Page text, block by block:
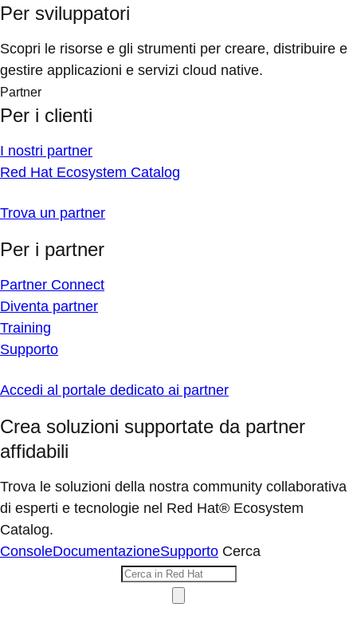
Per sviluppatori
Scopri le risorse e gli strumenti per creare, distribuire e
gestire applicazioni e servizi cloud native.
Partner
Per i clienti
I nostri partner
Red Hat Ecosystem Catalog
Trova un partner
Per i partner
Partner Connect
Diventa partner
Training
Supporto
Accedi al portale dedicato ai partner
Crea soluzioni supportate da partner
affidabili
Trova le soluzioni della nostra community collaborativa
di esperti e tecnologie nel Red Hat® Ecosystem
Catalog.
ConsoleDocumentazioneSupporto Cerca